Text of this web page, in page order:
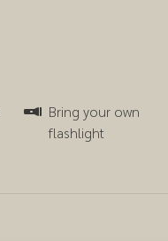
Bring your own flashlight
Bring your own
flashlight